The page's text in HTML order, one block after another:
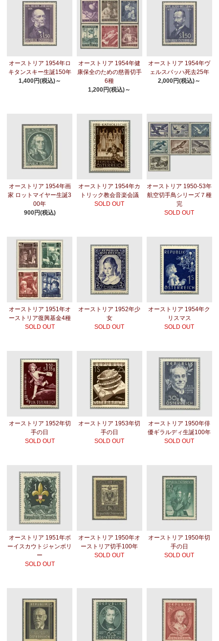
オーストリア 1954年ロ
キタンスキー生誕150年
1,400円(税込)～
オーストリア 1954年健
康保全のための慈善切手
6種
1,200円(税込)～
オーストリア 1954年ヴ
ェルスバッハ死去25年
2,000円(税込)～
オーストリア 1954年画
家 ロットマイヤー生誕3
00年
900円(税込)
オーストリア 1954年カ
トリック教会音楽会議
SOLD OUT
オーストリア 1950-53年
航空切手鳥シリーズ７種
完
SOLD OUT
オーストリア 1951年オ
ーストリア復興基金4種
SOLD OUT
オーストリア 1952年少
女
SOLD OUT
オーストリア 1954年ク
リスマス
SOLD OUT
オーストリア 1952年切
手の日
SOLD OUT
オーストリア 1953年切
手の日
SOLD OUT
オーストリア 1950年俳
優ギラルディ生誕100年
SOLD OUT
オーストリア 1951年ボ
ーイスカウトジャンボリ
ー
SOLD OUT
オーストリア 1950年オ
ーストリア切手100年
SOLD OUT
オーストリア 1950年切
手の日
SOLD OUT